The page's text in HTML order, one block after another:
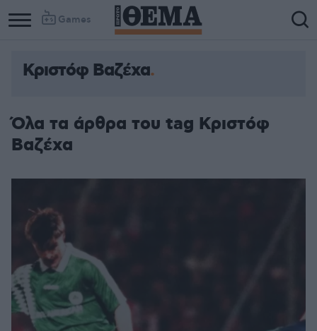
Games
Κριστόφ Βαζέχα
Όλα τα άρθρα του tag Κριστόφ
Βαζέχα